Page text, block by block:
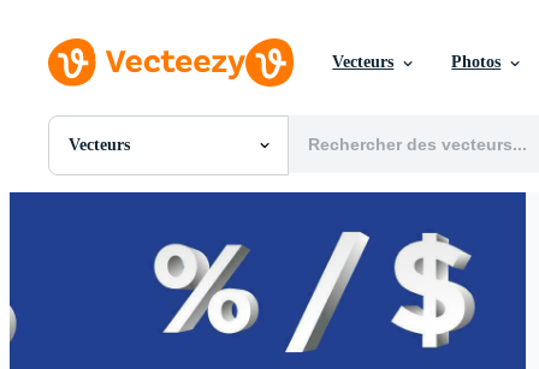
Vecteurs Photos
Vecteurs
Toutes Images